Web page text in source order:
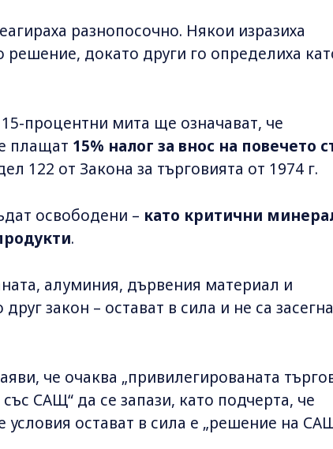
разнопосочно. Някои изразиха
решение, докато други го определиха
процентни мита ще означават, че
плащат 15% налог за внос на повечето
122 от Закона за търговията от 1974 г.
освободени – като критични
.
алуминия, дървения материал и
закон – остават в сила и не са
че очаква „привилегированата
САЩ“ да се запази, като подчерта, че
остават в сила е „решение на